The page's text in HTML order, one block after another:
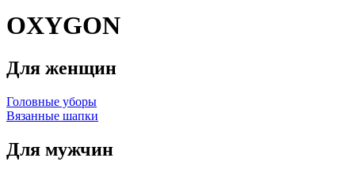
OXYGON
Для женщин
Головные уборы
Вязанные шапки
Для мужчин